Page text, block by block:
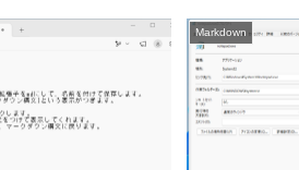
Markdown